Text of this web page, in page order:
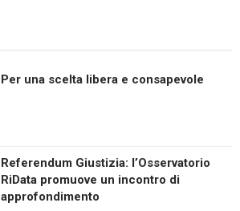
Per una scelta libera e consapevole
Referendum Giustizia: l’Osservatorio
RiData promuove un incontro di
approfondimento